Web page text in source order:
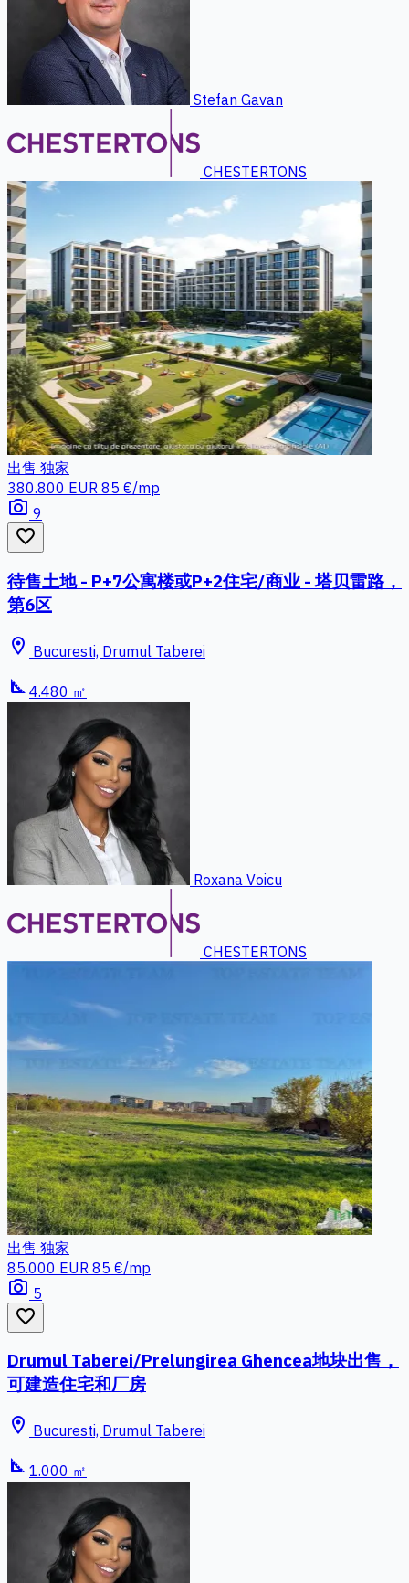
Stefan Gavan
CHESTERTONS
出售 独家
380.800 EUR 85 €/mp
photo_camera 9
favorite_border
待售土地 - P+7公寓楼或P+2住宅/商业 - 塔贝雷路，
第6区
location_on Bucuresti, Drumul Taberei
square_foot 4.480 ㎡
Roxana Voicu
CHESTERTONS
出售 独家
85.000 EUR 85 €/mp
photo_camera 5
favorite_border
Drumul Taberei/Prelungirea Ghencea地块出售，
可建造住宅和厂房
location_on Bucuresti, Drumul Taberei
square_foot 1.000 ㎡